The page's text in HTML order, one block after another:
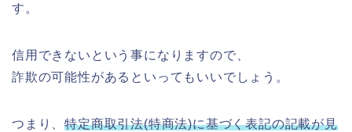
す。
信用できないという事になりますので、
詐欺の可能性があるといってもいいでしょう。
つまり、特定商取引法(特商法)に基づく表記の記載が見